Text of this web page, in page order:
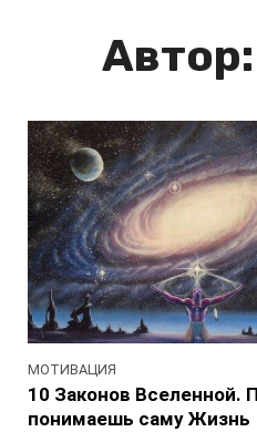
Автор:
МОТИВАЦИЯ
10 Законов Вселенной.
понимаешь саму Жизнь